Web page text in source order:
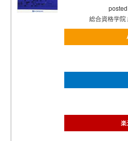
総合資格学
楽